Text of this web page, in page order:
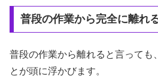
普段の作業から完全に離れ
普段の作業から離れると言っても
とが頭に浮かびます。